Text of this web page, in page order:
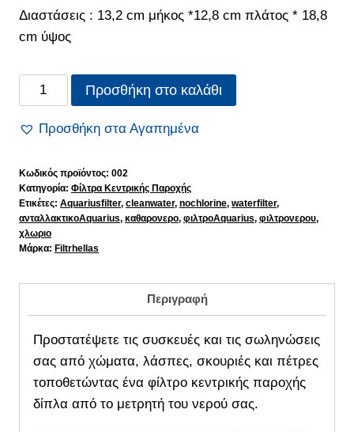
Διαστάσεις : 13,2 cm μήκος *12,8 cm πλάτος * 18,8
cm ύψος
Φίλτρο
Κεντρικής
Παροχής
PP
ποσότητα
Προσθήκη στο καλάθι
Προσθήκη στα Αγαπημένα
Κωδικός προϊόντος: 002
Κατηγορία: Φίλτρα Κεντρικής Παροχής
Ετικέτες: Aquariusfilter, cleanwater, nochlorine, waterfilter,
ανταλλακτικοAquarius, καθαρονερο, φιλτροAquarius, φιλτρονερου,
χλωριο
Μάρκα: Filtrhellas
Περιγραφή
Προστατέψετε τις συσκευές και τις σωληνώσεις
σας από χώματα, λάσπες, σκουριές και πέτρες
τοποθετώντας ένα φίλτρο κεντρικής παροχής
δίπλα από το μετρητή του νερού σας.